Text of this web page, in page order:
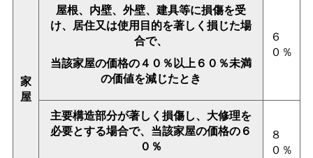
家
屋
屋根、内壁、外壁、建具等に損傷を受
け、居住又は使用目的を著しく損じた場
合で、
当該家屋の価格の４０％以上６０％未満
の価値を減じたとき
６
０％
主要構造部分が著しく損傷し、大修理を
必要とする場合で、当該家屋の価格の６
０％
８
０％